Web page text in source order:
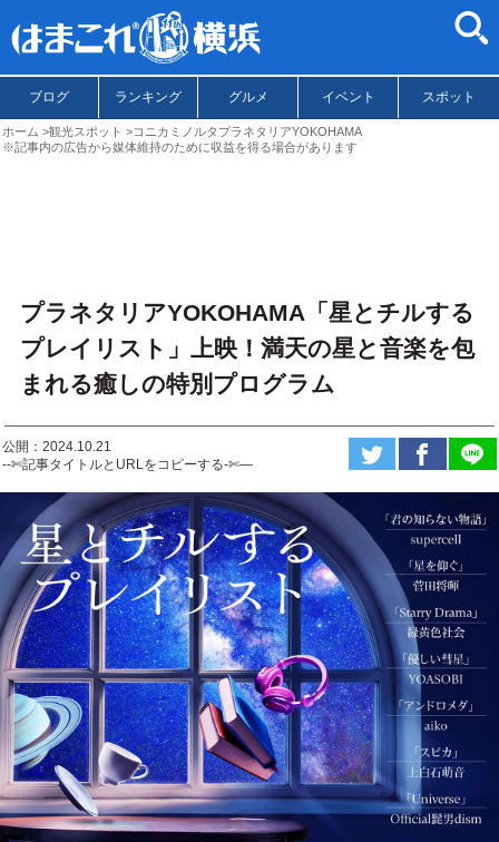
ブログ ランキング グルメ イベント スポット
ホーム 観光スポット
コニカミノルタプラネタリアYOKOHAMA
※記事内の広告から媒体維持のために収益を得る場合があります
プラネタリアYOKOHAMA「星とチルする
プレイリスト」上映！満天の星と音楽を包
まれる癒しの特別プログラム
公開：2024.10.21
--✄記事タイトルとURLをコピーする-✄—